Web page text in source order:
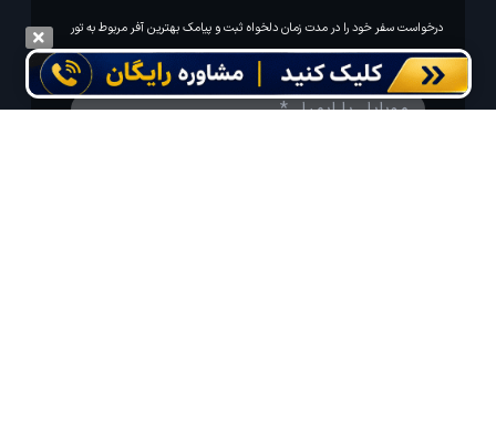
درخواست سفر خود را در مدت زمان دلخواه ثبت و پیامک بهترین آفر مربوط به تور
درخواستی خود را دریافت نمایید